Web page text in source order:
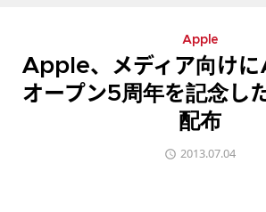
Apple
Apple、メディア向け
オープン5周年を記念し
配布
2013.07.04